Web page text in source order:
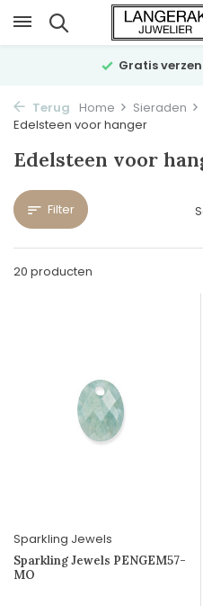
Gratis
Terug Home Sieraden
Edelsteen voor hanger
Edelsteen voor
Filter
20 producten
Sparkling Jewels
Sparkling Jewels PENGEM57-
MO